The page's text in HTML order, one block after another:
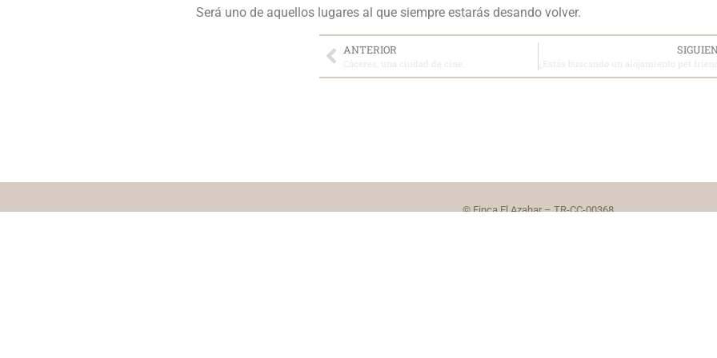
Será uno de aquellos lugares al que siempre estarás desando volver.
ANTERIOR
Cáceres, una ciudad de cine.
© Finca El Azahar – TR-CC-00368